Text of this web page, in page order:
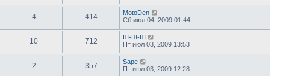
4 414
MotoDen
Сб июл 04, 2009 01:44
10 712
Ш-Ш-Ш
Пт июл 03, 2009 13:53
2 357
Sape
Пт июл 03, 2009 12:28